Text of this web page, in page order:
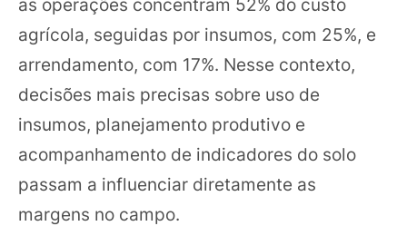
agrícola, seguidas por insumos, com 25%, e
arrendamento, com 17%. Nesse contexto,
decisões mais precisas sobre uso de
insumos, planejamento produtivo e
acompanhamento de indicadores do solo
passam a influenciar diretamente as
margens no campo.